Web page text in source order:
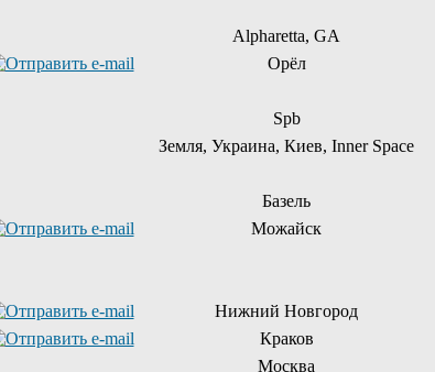
Alpharetta, GA
Орёл
Spb
Земля, Украина, Киев, Inner Space
Базель
Можайск
Нижний Новгород
Краков
Москва